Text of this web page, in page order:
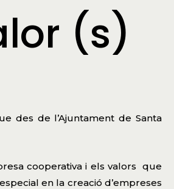
(s)
des de l’Ajuntament de Santa
cooperativa i els valors que
en la creació d’empreses